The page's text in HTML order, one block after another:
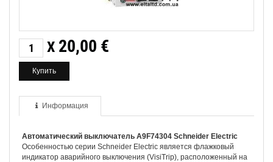
X 20,00 €
Информация
Автоматический выключатель A9F74304 Schneider Electric
Особенностью серии Schneider Electric является флажковый
индикатор аварийного выключения (VisiTrip), расположенный на